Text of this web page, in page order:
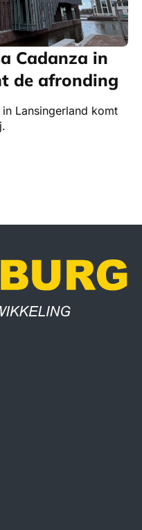
Cadanza in
de afronding
Lansingerland komt